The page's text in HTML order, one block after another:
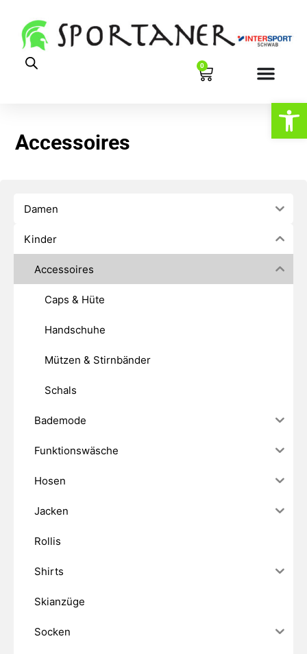
0
Accessoires
Damen
Kinder
Accessoires
Caps & Hüte
Handschuhe
Mützen & Stirnbänder
Schals
Bademode
Funktionswäsche
Hosen
Jacken
Rollis
Shirts
Skianzüge
Socken